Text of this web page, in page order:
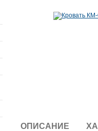
ОПИСАНИЕ